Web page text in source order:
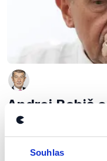
Souhlas
Andrej Babiš
většinovém